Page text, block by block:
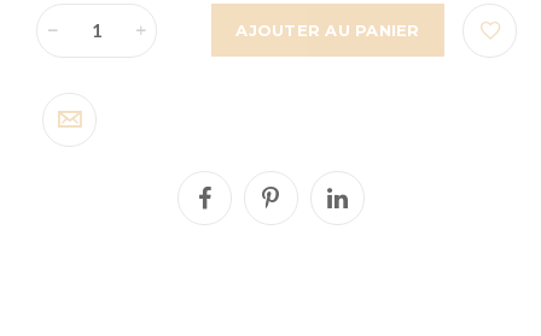
AJOUTER AU PANIER